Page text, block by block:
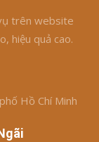
trên website
hiệu quả cao.
Hồ Chí Minh